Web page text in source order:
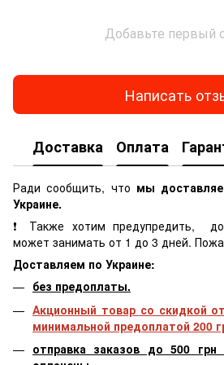
Добавьте первый
Написать
Доставка Оплата
Ради сообщить, что мы
Украине.
❗ Также хотим предупредить,
может занимать от 1 до 3 дней.
Доставляем по Украине:
без предоплаты.
Акционный товар со скидкой
минимальной предоплатой 200
отправка заказов до 500